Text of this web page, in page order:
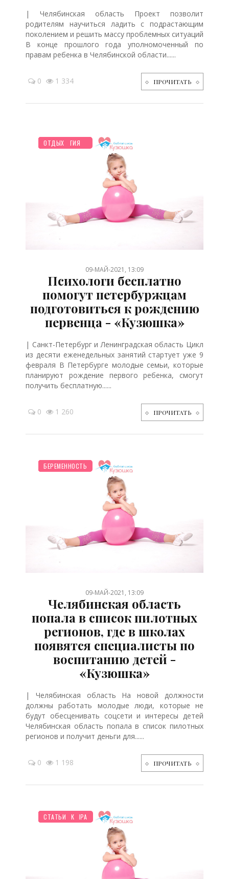
| Челябинская область Проект позволит
родителям научиться ладить с подрастающим
поколением и решить массу проблемных ситуаций
В конце прошлого года уполномоченный по
правам ребенка в Челябинской области......
0 1 334 ПРОЧИТАТЬ
НОВОСТИ МИРА
ДО ГОДА
ТВОРЧЕСТВО
ПЛАНИРОВАНИЕ
ПОСЛЕ РОДОВ
ПСИХОЛОГИЯ
ОТДЫХ
09-МАЙ-2021, 13:09
Психологи бесплатно
помогут петербуржцам
подготовиться к рождению
первенца - «Кузюшка»
| Санкт-Петербург и Ленинградская область Цикл
из десяти еженедельных занятий стартует уже 9
февраля В Петербурге молодые семьи, которые
планируют рождение первого ребенка, смогут
получить бесплатную......
0 1 260 ПРОЧИТАТЬ
ПЛАНИРОВАНИЕ
ШКОЛЬНИК
НОВОСТИ МИРА
ДЕТЯМ
ПСИХОЛОГИЯ
ПРАЗДНИКИ
СЕМЬЯ
БЕРЕМЕННОСТЬ
09-МАЙ-2021, 13:09
Челябинская область
попала в список пилотных
регионов, где в школах
появятся специалисты по
воспитанию детей -
«Кузюшка»
| Челябинская область На новой должности
должны работать молодые люди, которые не
будут обесценивать соцсети и интересы детей
Челябинская область попала в список пилотных
регионов и получит деньги для......
0 1 198 ПРОЧИТАТЬ
ОТДЫХ
ДО ГОДА
МУЛЬТФИЛЬМЫ
ПСИХОЛОГИЯ
ДОМ
НОВОСТИ МИРА
ШКОЛЬНИК
СТАТЬИ